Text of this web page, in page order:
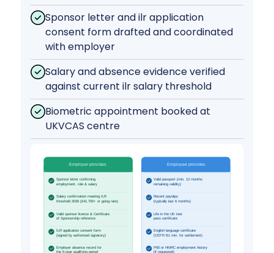
Sponsor letter and ilr application
consent form drafted and coordinated
with employer
Salary and absence evidence verified
against current ilr salary threshold
Biometric appointment booked at
UKVCAS centre